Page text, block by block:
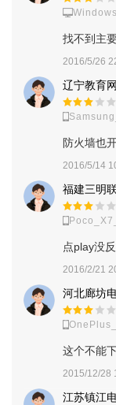
找不到主
2016/5/26
辽宁教育
防火墙也
2016/5/14
福建三明
点play没
2016/2/21
河北廊坊
这个不能
2015/12/28
江苏镇江